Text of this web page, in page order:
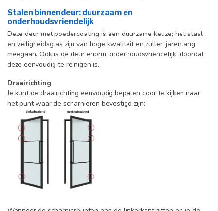
Stalen binnendeur: duurzaam en
onderhoudsvriendelijk
Deze deur met poedercoating is een duurzame keuze; het staal
en veiligheidsglas zijn van hoge kwaliteit en zullen jarenlang
meegaan. Ook is de deur enorm onderhoudsvriendelijk, doordat
deze eenvoudig te reinigen is.
Draairichting
Je kunt de draairichting eenvoudig bepalen door te kijken naar
het punt waar de scharnieren bevestigd zijn: